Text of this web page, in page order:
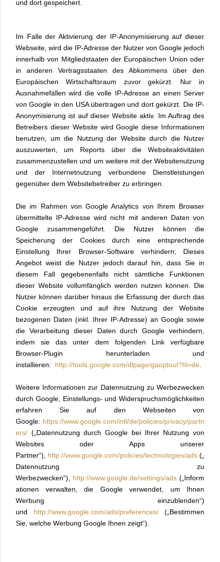
und dort gespeichert.
Im Falle der Aktivierung der IP-Anonymisierung auf dieser
Webseite, wird die IP-Adresse der Nutzer von Google jedoch
innerhalb von Mitgliedstaaten der Europäischen Union oder
in anderen Vertragsstaaten des Abkommens über den
Europäischen Wirtschaftsraum zuvor gekürzt. Nur in
Ausnahmefällen wird die volle IP-Adresse an einen Server
von Google in den USA übertragen und dort gekürzt. Die IP-
Anonymisierung ist auf dieser Website aktiv. Im Auftrag des
Betreibers dieser Website wird Google diese Informationen
benutzen, um die Nutzung der Website durch die Nutzer
auszuwerten, um Reports über die Websiteaktivitäten
zusammenzustellen und um weitere mit der Websitenutzung
und der Internetnutzung verbundene Dienstleistungen
gegenüber dem Websitebetreiber zu erbringen.
Die im Rahmen von Google Analytics von Ihrem Browser
übermittelte IP-Adresse wird nicht mit anderen Daten von
Google zusammengeführt. Die Nutzer können die
Speicherung der Cookies durch eine entsprechende
Einstellung Ihrer Browser-Software verhindern; Dieses
Angebot weist die Nutzer jedoch darauf hin, dass Sie in
diesem Fall gegebenenfalls nicht sämtliche Funktionen
dieser Website vollumfänglich werden nutzen können. Die
Nutzer können darüber hinaus die Erfassung der durch das
Cookie erzeugten und auf ihre Nutzung der Website
bezogenen Daten (inkl. Ihrer IP-Adresse) an Google sowie
die Verarbeitung dieser Daten durch Google verhindern,
indem sie das unter dem folgenden Link verfügbare
Browser-Plugin herunterladen und
installieren: http://tools.google.com/dlpage/gaoptout?hl=de
Weitere Informationen zur Datennutzung zu Werbezwecken
durch Google, Einstellungs- und Widerspruchsmöglichkeiten
erfahren Sie auf den Webseiten von
Google: https://www.google.com/intl/de/policies/privacy/partn
ers/ („Datennutzung durch Google bei Ihrer Nutzung von
Websites oder Apps unserer
Partner“), http://www.google.com/policies/technologies/ads („
Datennutzung zu
Werbezwecken“),
http://www.google.de/settings/ads („Inform
ationen verwalten, die Google verwendet, um Ihnen
Werbung einzublenden“)
und http://www.google.com/ads/preferences/(„Bestimmen
Sie, welche Werbung Google Ihnen zeigt“).